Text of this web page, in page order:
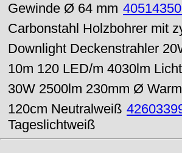
Gewinde Ø 64 mm
Carbonstahl Holzbohrer mit
Downlight Deckenstrahler
10m 120 LED/m 4030lm
30W 2500lm 230mm Ø
120cm Neutralweiß
Tageslichtweiß